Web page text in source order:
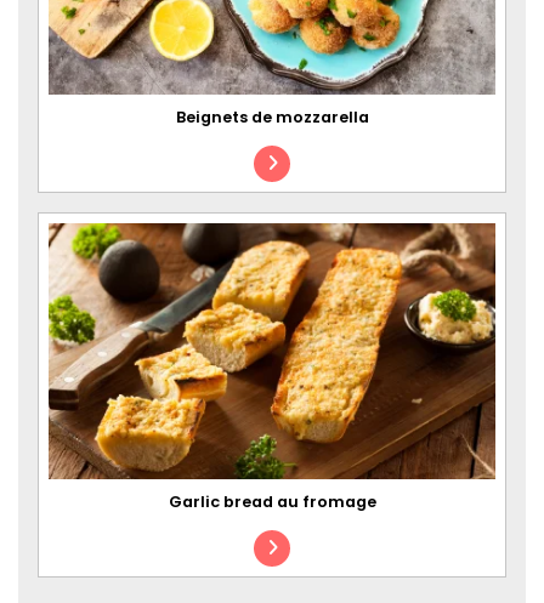
Beignets de mozzarella
Garlic bread au fromage